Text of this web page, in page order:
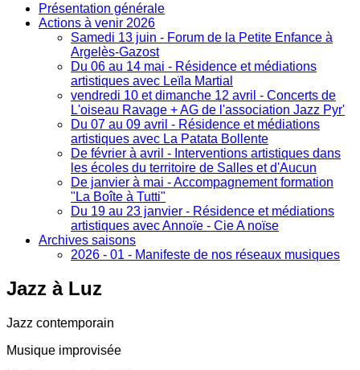
Présentation générale
Actions à venir 2026
Samedi 13 juin - Forum de la Petite Enfance à
Argelès-Gazost
Du 06 au 14 mai - Résidence et médiations
artistiques avec Leïla Martial
vendredi 10 et dimanche 12 avril - Concerts de
L'oiseau Ravage + AG de l'association Jazz Pyr'
Du 07 au 09 avril - Résidence et médiations
artistiques avec La Patata Bollente
De février à avril - Interventions artistiques dans
les écoles du territoire de Salles et d'Aucun
De janvier à mai - Accompagnement formation
"La Boîte à Tutti"
Du 19 au 23 janvier - Résidence et médiations
artistiques avec Annoïe - Cie A noïse
Archives saisons
2026 - 01 - Manifeste de nos réseaux musiques
Jazz à Luz
Jazz contemporain
Musique improvisée